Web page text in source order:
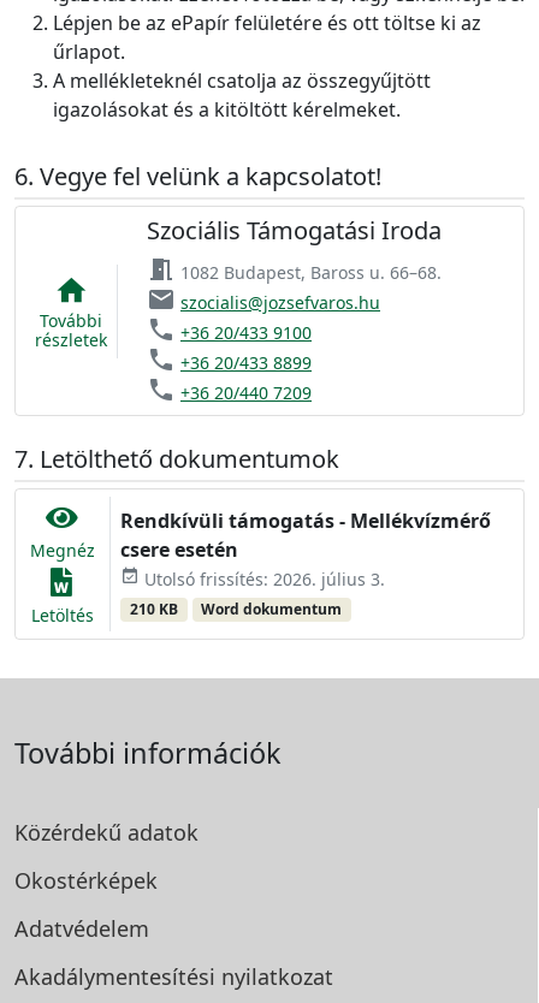
Lépjen be az ePapír felületére és ott töltse ki az
űrlapot.
A mellékleteknél csatolja az összegyűjtött
igazolásokat és a kitöltött kérelmeket.
Vegye fel velünk a kapcsolatot!
home
További
részletek
Szociális Támogatási Iroda
meeting_room 1082 Budapest, Baross u. 66–68.
email szocialis@jozsefvaros.hu
phone +36 20/433 9100
phone +36 20/433 8899
phone +36 20/440 7209
Letölthető dokumentumok
Megnéz
Letöltés
Rendkívüli támogatás - Mellékvízmérő
csere esetén
event_available Utolsó frissítés: 2026. július 3.
210 KB Word dokumentum
További információk
Közérdekű adatok
Okostérképek
Adatvédelem
Akadálymentesítési nyilatkozat